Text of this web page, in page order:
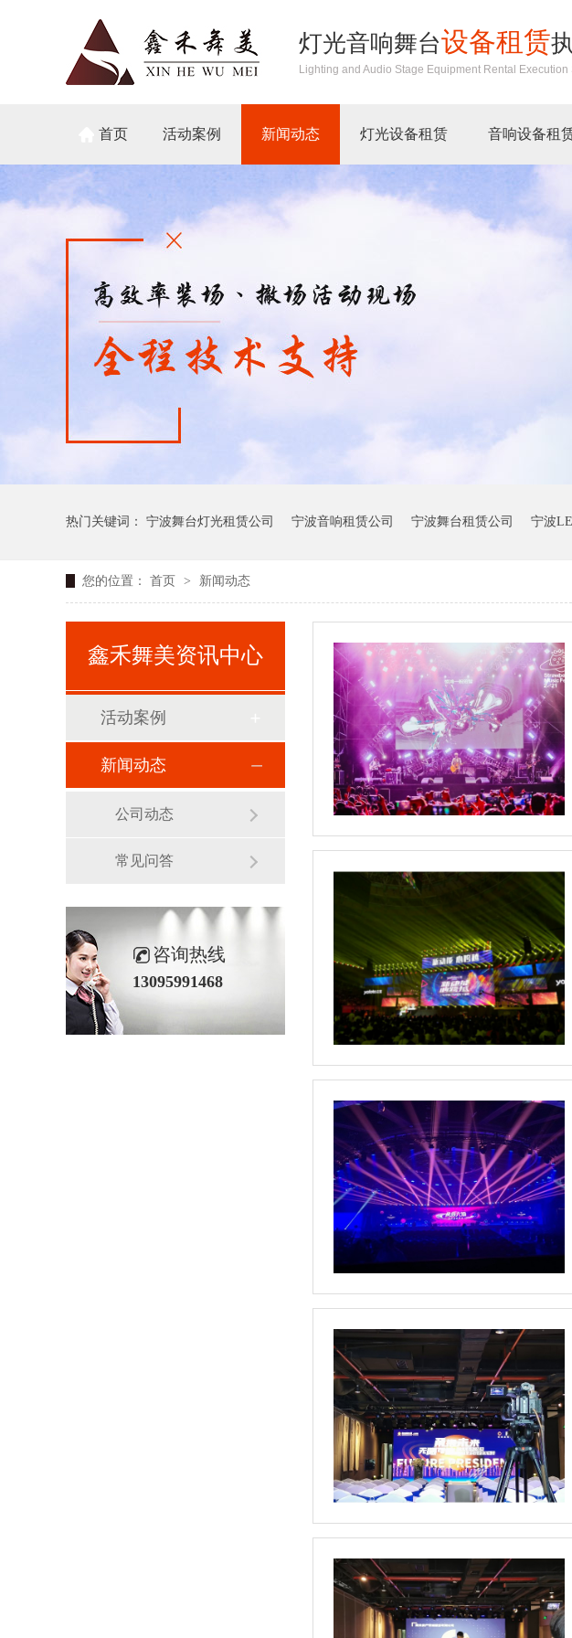
灯光音响舞台设备租赁
Lighting and Audio Stage Equipment Rental
首页 活动案例 新闻动态 灯光设备租赁 音响设备租
热门关键词： 宁波舞台灯光租赁公司 宁波音响租赁公司 宁波舞台租赁公司 宁波
您的位置： 首页 > 新闻动态
鑫禾舞美资讯中心
活动案例
新闻动态
公司动态
常见问答
咨询热线
13095991468